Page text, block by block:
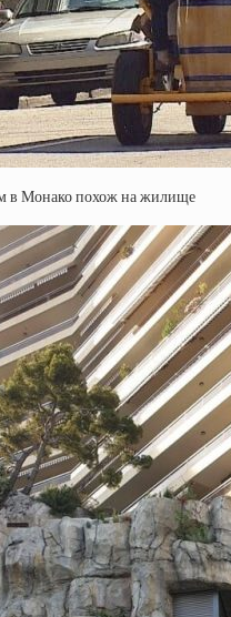
в Монако похож на жилище